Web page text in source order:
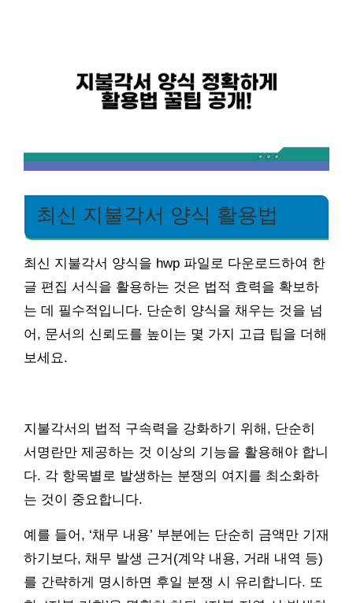
최신 지불각서 양식 활용법
최신 지불각서 양식을 hwp 파일로 다운로드하여 한
글 편집 서식을 활용하는 것은 법적 효력을 확보하
는 데 필수적입니다. 단순히 양식을 채우는 것을 넘
어, 문서의 신뢰도를 높이는 몇 가지 고급 팁을 더해
보세요.
지불각서의 법적 구속력을 강화하기 위해, 단순히
서명란만 제공하는 것 이상의 기능을 활용해야 합니
다. 각 항목별로 발생하는 분쟁의 여지를 최소화하
는 것이 중요합니다.
예를 들어, ‘채무 내용’ 부분에는 단순히 금액만 기재
하기보다, 채무 발생 근거(계약 내용, 거래 내역 등)
를 간략하게 명시하면 후일 분쟁 시 유리합니다. 또